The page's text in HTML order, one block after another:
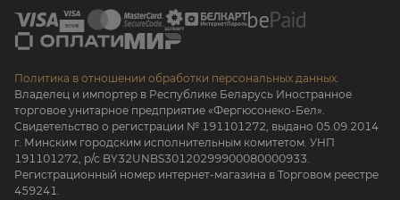
Политика в отношении обработки персональных данных.
Владелец и импортер в Республике Беларусь Иностранное
торговое унитарное предприятие «Фергюсонеко-Бел».
Свидетельство о регистрации № 191101272, выдано 05.09.2014
г. Минским городским исполнительным комитетом. УНП
191101272, р/с BY32UNBS30120299900080000933.
Регистрационный номер интернет-магазина в Торговом реестре
459241.